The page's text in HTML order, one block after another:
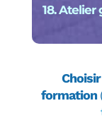
18.
formation